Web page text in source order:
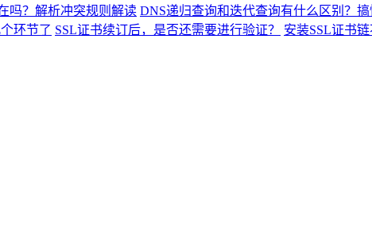
吗？解析冲突规则解读 DNS递归查询和迭代查询有什么区别？
环节了 SSL证书续订后，是否还需要进行验证？
安装SSL证书